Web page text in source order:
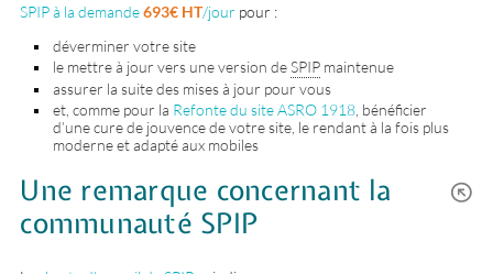
SPIP à la demande693€ HT/jour pour :
déverminer votre site
le mettre à jour vers une version deSPIP maintenue
assurer la suite des mises à jour pour vous
et, comme pour la Refonte du site ASRO 1918 , bénéficier
d’une cure de jouvence de votre site, le rendant à la fois plus
moderne et adapté aux mobiles
Une remarque concernant la
communauté SPIP